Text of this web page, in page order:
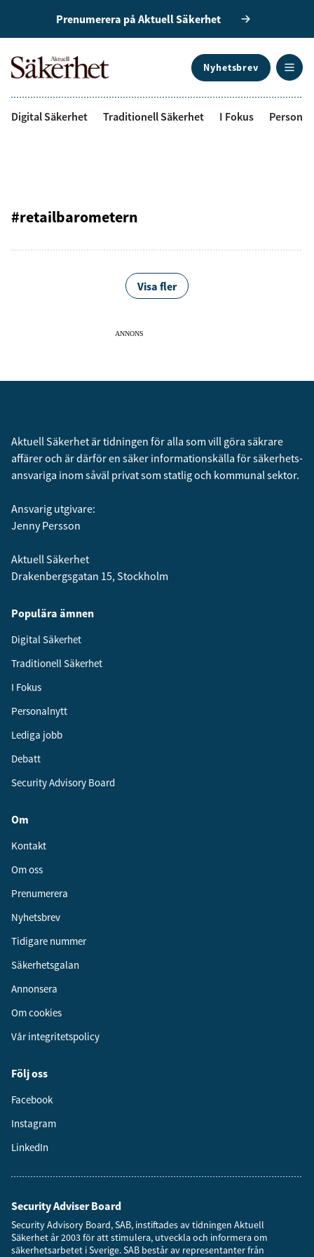
Prenumerera på Aktuell Säkerhet
Nyhetsbrev
Digital Säkerhet Traditionell Säkerhet I Fokus
#retailbarometern
Visa fler
ANNONS
Aktuell Säkerhet är tidningen för alla som vill göra säkrare
affärer och är därför en säker informationskälla för säkerhets­
ansvariga inom såväl privat som statlig och kommunal sektor.
Ansvarig utgivare:
Jenny Persson
Aktuell Säkerhet
Drakenbergsgatan 15, Stockholm
Populära ämnen
Digital Säkerhet
Traditionell Säkerhet
I Fokus
Personalnytt
Lediga jobb
Debatt
Security Advisory Board
Om
Kontakt
Om oss
Prenumerera
Nyhetsbrev
Tidigare nummer
Säkerhetsgalan
Annonsera
Om cookies
Vår integritetspolicy
Följ oss
Facebook
Instagram
LinkedIn
Security Adviser Board
Security Advisory Board, SAB, instiftades av tidningen Aktuell
Säkerhet år 2003 för att stimulera, utveckla och informera om
säkerhetsarbetet i Sverige. SAB består av representanter från